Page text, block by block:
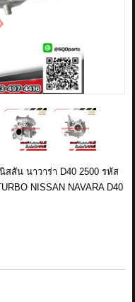
สสัน นาวาร่า D40 2500 รหัส
NISSAN NAVARA D40